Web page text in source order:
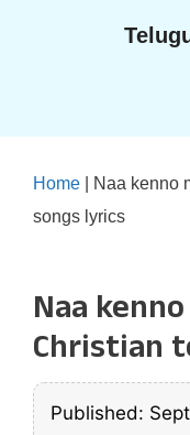
Home
Naa kenno
songs lyrics
Naa
Christian
Published: